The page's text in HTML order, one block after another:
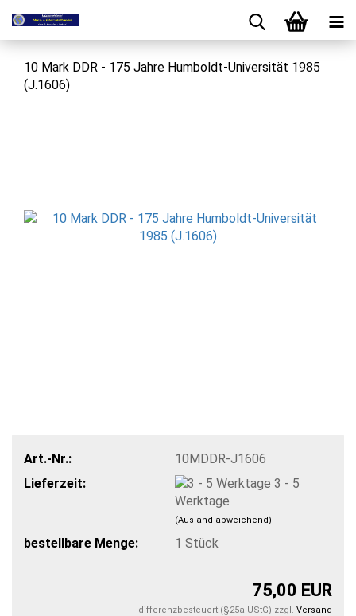
10 Mark DDR - 175 Jahre Humboldt-Universität 1985
(J.1606)
Art.-Nr.:
10MDDR-J1606
Lieferzeit:
3 - 5
Werktage
(Ausland abweichend)
bestellbare Menge: 1 Stück
75,00 EUR
differenzbesteuert (§25a UStG) zzgl. Versand